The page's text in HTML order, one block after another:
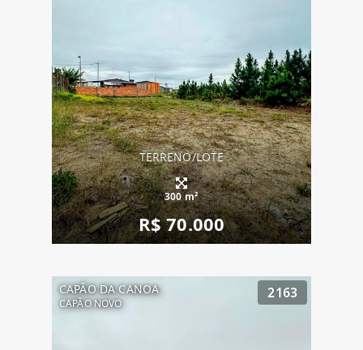
TERRENO/LOTE
300 m²
R$ 70.000
CAPÃO DA CANOA
CAPÃO NOVO
2163